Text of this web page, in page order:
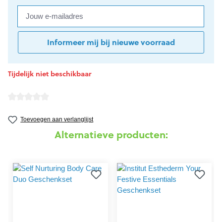
Informeer mij bij nieuwe voorraad
Tijdelijk niet beschikbaar
Toevoegen aan verlanglijst
Alternatieve producten: